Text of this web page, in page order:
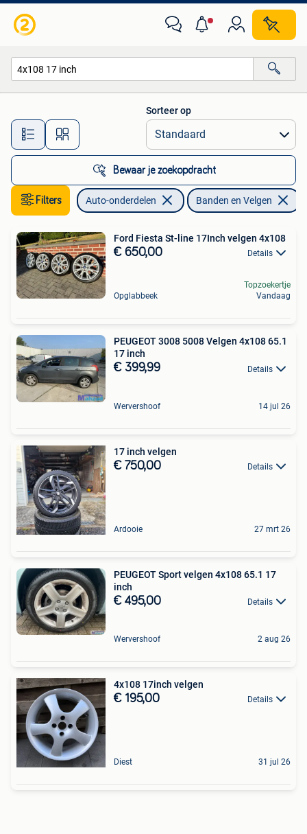
Alle afstanden…
Sorteer op
Bewaar je zoekopdracht
Filters Auto-onderdelen Banden en Velgen
Ford Fiesta St-line 17Inch velgen 4x108
€ 650,00 Details
Opglabbeek
Topzoekertje
Vandaag
PEUGEOT 3008 5008 Velgen 4x108 65.1
17 inch
€ 399,99 Details
Wervershoof 14 jul 26
17 inch velgen
€ 750,00 Details
Ardooie 27 mrt 26
PEUGEOT Sport velgen 4x108 65.1 17
inch
€ 495,00 Details
Wervershoof 2 aug 26
4x108 17inch velgen
€ 195,00 Details
Diest 31 jul 26